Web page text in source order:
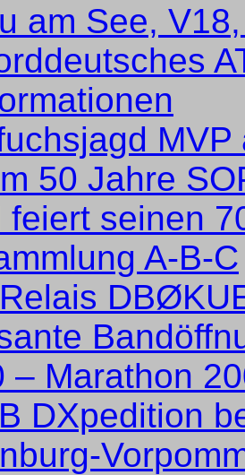
am See,
MVP
50 Jahre
feiert seinen
A-B-C
– Marathon
DXpedition